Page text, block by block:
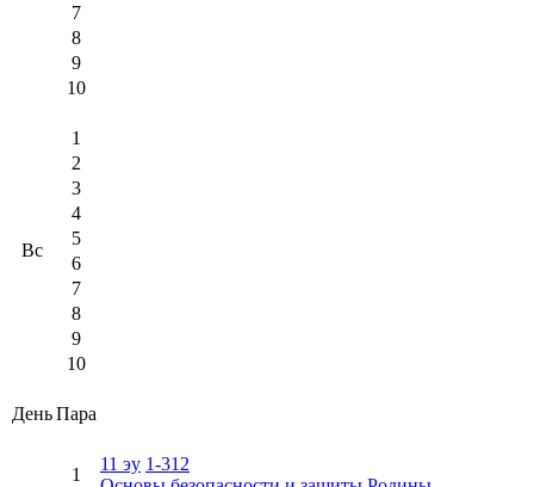
7
8
9
10
Вс
1
2
3
4
5
6
7
8
9
10
ДеньПара
1
11 эу 1-312